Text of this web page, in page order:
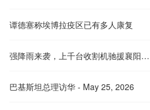
谭德塞称埃博拉疫区已有多人康复
强降雨来袭，上千台收割机驰援襄阳抢收小麦
巴基斯坦总理访华 - May 25, 2026